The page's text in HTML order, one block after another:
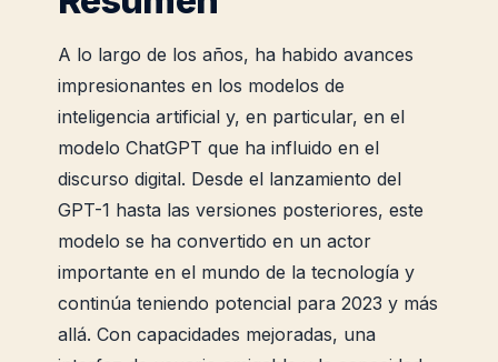
A lo largo de los años, ha habido avances
impresionantes en los modelos de
inteligencia artificial y, en particular, en el
modelo ChatGPT que ha influido en el
discurso digital. Desde el lanzamiento del
GPT-1 hasta las versiones posteriores, este
modelo se ha convertido en un actor
importante en el mundo de la tecnología y
continúa teniendo potencial para 2023 y más
allá. Con capacidades mejoradas, una